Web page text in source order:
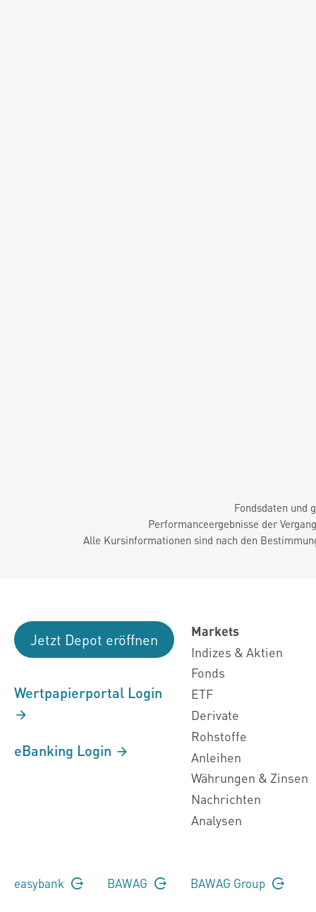
Fondsdaten und
Performanceergebnisse der
Alle Kursinformationen sind nach den
Jetzt Depot eröffnen
Wertpapierportal Login
eBanking Login
Markets
Indizes & Aktien
Fonds
ETF
Derivate
Rohstoffe
Anleihen
Währungen & Zinsen
Nachrichten
Analysen
easybank BAWAG BAWAG Group